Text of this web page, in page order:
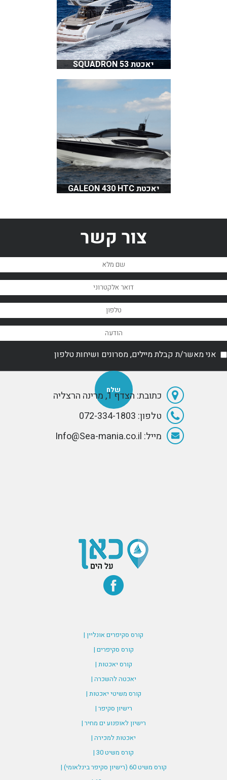
יאכטת SQUADRON 53
יאכטת GALEON 430 HTC
צור קשר
אני מאשר/ת קבלת מיילים, מסרונים ושיחות טלפון
כתובת: הצדף 1, מרינה הרצליה
טלפון: 072-334-1803
מייל: Info@Sea-mania.co.il
קורס סקיפרים אונליין |
קורס סקיפרים |
קורס יאכטות |
יאכטה להשכרה |
קורס משיטי יאכטות |
רישיון סקיפר |
רישיון לאופנוע ים מחיר |
יאכטות למכירה |
קורס משיט 30 |
קורס משיט 60 (רישיון סקיפר בינלאומי) |